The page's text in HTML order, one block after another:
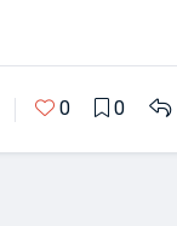
0 0